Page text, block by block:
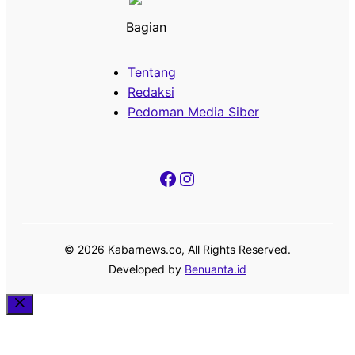
Bagian
Tentang
Redaksi
Pedoman Media Siber
Facebook
Instagram
© 2026 Kabarnews.co, All Rights Reserved.
Developed by Benuanta.id
Close